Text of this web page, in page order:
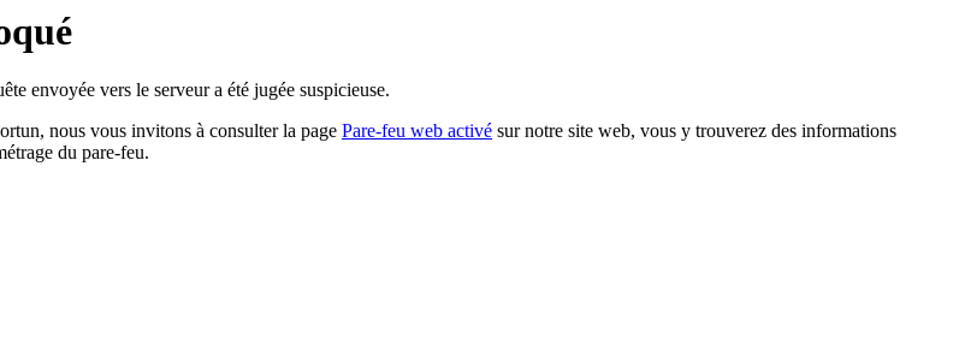
envoyée vers le serveur a été jugée suspicieuse.
nous vous invitons à consulter la page Pare-feu web activé sur notre site web, vous y trouverez des informations
du pare-feu.